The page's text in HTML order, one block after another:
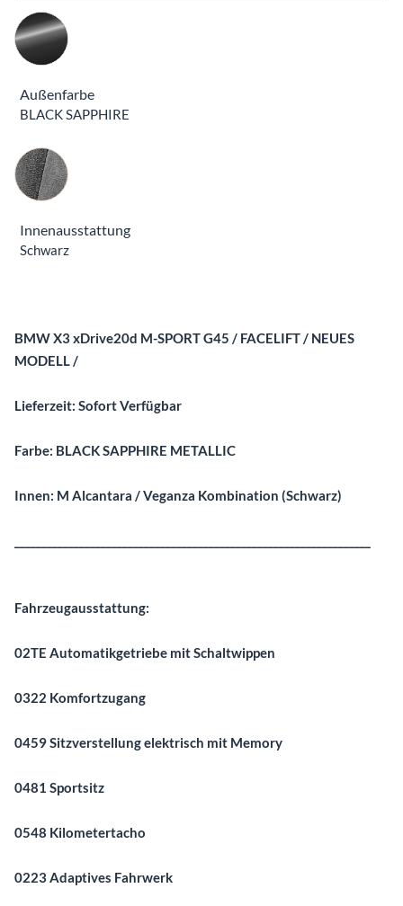
Außenfarbe
BLACK SAPPHIRE
Innenausstattung
Innenausstattung
Schwarz
BMW X3 xDrive20d M-SPORT G45 / FACELIFT / NEUES
MODELL /
Lieferzeit: Sofort Verfügbar
Farbe: BLACK SAPPHIRE METALLIC
Innen: M Alcantara / Veganza Kombination (Schwarz)
Fahrzeugausstattung:
02TE Automatikgetriebe mit Schaltwippen
0322 Komfortzugang
0459 Sitzverstellung elektrisch mit Memory
0481 Sportsitz
0548 Kilometertacho
0223 Adaptives Fahrwerk